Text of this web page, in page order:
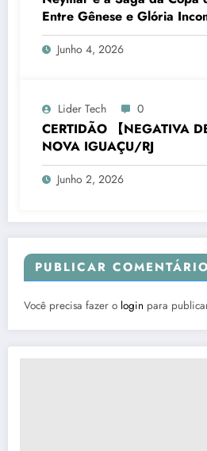
Entre Gênese e Glória
Junho 4, 2026
Lider Tech 0
CERTIDÃO 【NEGATIVA
NOVA IGUAÇU/RJ
Junho 2, 2026
PUBLICAR COMENTÁRIO
Você precisa fazer o login para